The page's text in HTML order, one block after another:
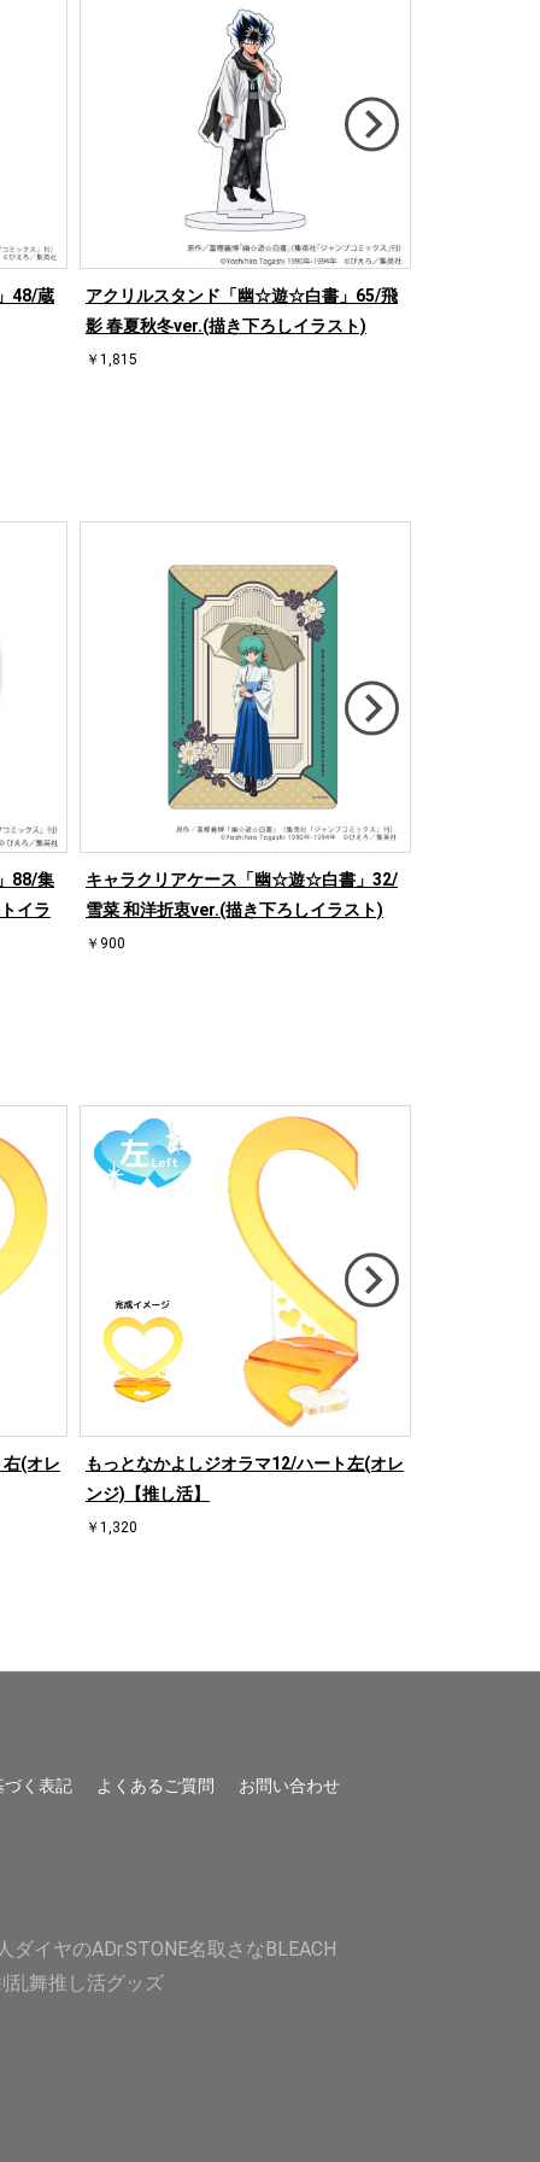
48/蔵
アクリルスタンド「幽☆遊☆白書」65/飛
影 春夏秋冬ver.(描き下ろしイラスト)
￥1,815
88/集
イラ
キャラクリアケース「幽☆遊☆白書」32/
雪菜 和洋折衷ver.(描き下ろしイラスト)
￥900
(オレ
もっとなかよしジオラマ12/ハート左(オレ
ンジ)【推し活】
￥1,320
づく表記 よくあるご質問 お問い合わせ
ダイヤのADr.STONE名取さな BLEACH
乱舞推し活グッズ